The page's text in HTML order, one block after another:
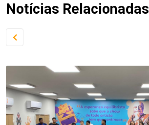
Notícias Relacionadas